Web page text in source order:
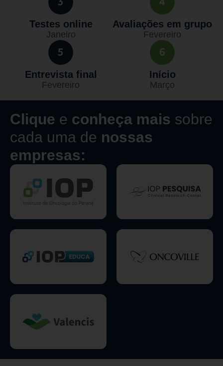
Testes online
Janeiro
Avaliações em grupo
Fevereiro
Entrevista final
Fevereiro
Início
Março
Clique e conheça mais sobre
cada uma de nossas
empresas: